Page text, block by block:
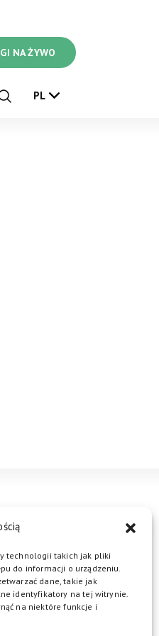
technologii takich jak pliki
do informacji o urządzeniu.
dane, takie jak
identyfikatory na tej witrynie.
na niektóre funkcje i
NA ŻYWO
PL